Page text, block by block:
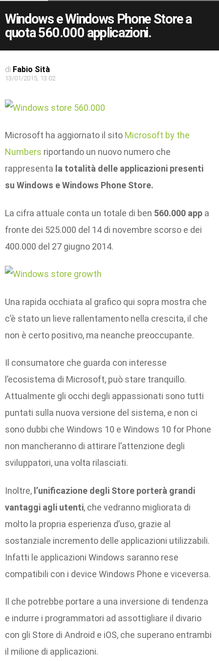
Windows e Windows Phone Store a
quota 560.000 applicazioni.
di Fabio Sità
13/01/2015, 13:02
Microsoft ha aggiornato il sito Microsoft by the
Numbers riportando un nuovo numero che
rappresenta la totalità delle applicazioni presenti
su Windows e Windows Phone Store.
La cifra attuale conta un totale di ben 560.000 app a
fronte dei 525.000 del 14 di novembre scorso e dei
400.000 del 27 giugno 2014.
Una rapida occhiata al grafico qui sopra mostra che
c’è stato un lieve rallentamento nella crescita, il che
non è certo positivo, ma neanche preoccupante.
Il consumatore che guarda con interesse
l’ecosistema di Microsoft, può stare tranquillo.
Attualmente gli occhi degli appassionati sono tutti
puntati sulla nuova versione del sistema, e non ci
sono dubbi che Windows 10 e Windows 10 for Phone
non mancheranno di attirare l’attenzione degli
sviluppatori, una volta rilasciati.
Inoltre, l’unificazione degli Store porterà grandi
vantaggi agli utenti, che vedranno migliorata di
molto la propria esperienza d’uso, grazie al
sostanziale incremento delle applicazioni utilizzabili.
Infatti le applicazioni Windows saranno rese
compatibili con i device Windows Phone e viceversa.
Il che potrebbe portare a una inversione di tendenza
e indurre i programmatori ad assottigliare il divario
con gli Store di Android e iOS, che superano entrambi
il milione di applicazioni.